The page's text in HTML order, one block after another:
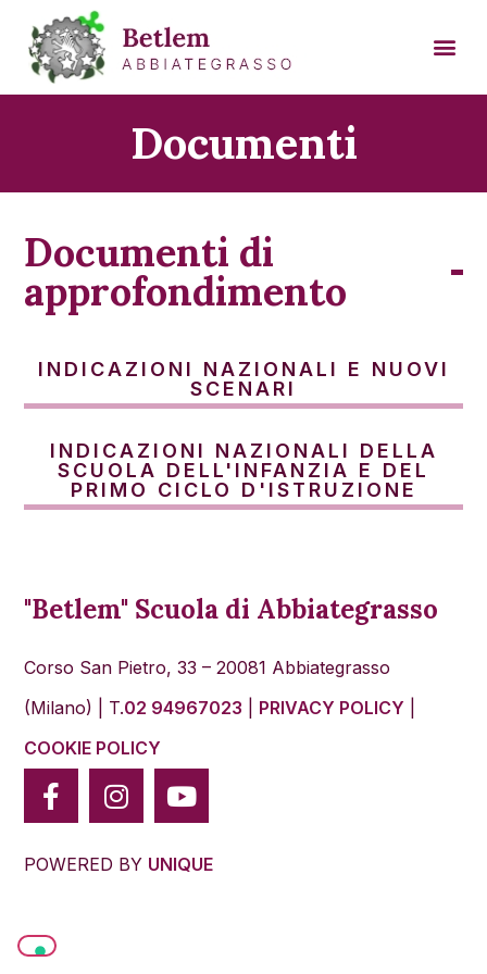
Documenti
Documenti di
approfondimento
INDICAZIONI NAZIONALI E NUOVI
SCENARI
INDICAZIONI NAZIONALI DELLA
SCUOLA DELL'INFANZIA E DEL
PRIMO CICLO D'ISTRUZIONE
"Betlem" Scuola di Abbiategrasso
Corso San Pietro, 33 – 20081 Abbiategrasso
(Milano) | T.02 94967023 PRIVACY POLICY
COOKIE POLICY
POWERED BY UNIQUE